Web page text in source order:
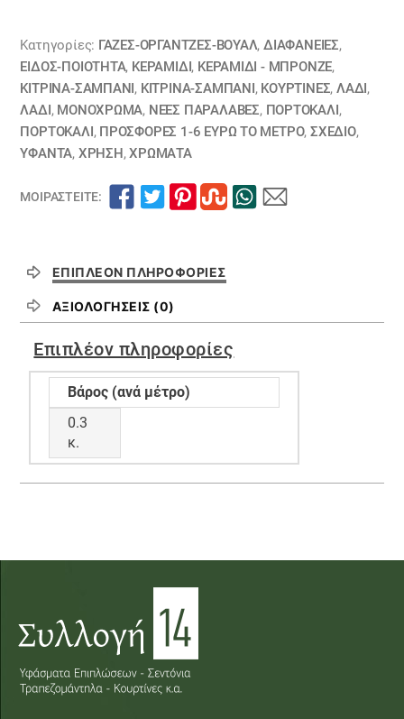
ΑΠΟΧΡΩΣΕΙΣ
ΚΙΤΡΙΝΟ
ΚΑΙ
ΜΠΕΖ
ποσότητα
Κατηγορίες: ΓΆΖΕΣ-ΟΡΓΆΝΤΖΕΣ-ΒΟΥΆΛ,ΔΙΑΦΆΝΕΙΕΣ,
ΕΙΔΟΣ-ΠΟΙΟΤΗΤΑ, ΚΕΡΑΜΙΔΙ, ΚΕΡΑΜΙΔΙ - ΜΠΡΟΝΖΕ,
ΚΙΤΡΙΝΑ-ΣΑΜΠΑΝΙ, ΚΙΤΡΙΝΑ-ΣΑΜΠΑΝΙ, ΚΟΥΡΤΊΝΕΣ,ΛΑΔΙ,
ΛΑΔΙ, ΜΟΝΌΧΡΩΜΑ, ΝΕΕΣ ΠΑΡΑΛΑΒΕΣ, ΠΟΡΤΟΚΑΛΙ,
ΠΟΡΤΟΚΑΛΙ, ΠΡΟΣΦΟΡΕΣ 1-6 ΕΥΡΩ ΤΟ ΜΕΤΡΟ,ΣΧΕΔΙΟ,
ΥΦΑΝΤΑ, ΧΡΗΣΗ,ΧΡΏΜΑΤΑ
ΜΟΙΡΑΣΤΕΊΤΕ:
ΕΠΙΠΛΈΟΝ ΠΛΗΡΟΦΟΡΊΕΣ
ΑΞΙΟΛΟΓΉΣΕΙΣ (0)
Επιπλέον πληροφορίες
Βάρος (ανά μέτρο)
0.3
κ.